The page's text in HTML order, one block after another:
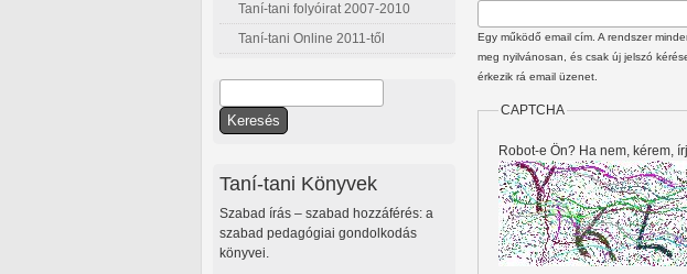
Egy működő email cím. A rendszer
meg nyilvánosan, és csak új jelszó
érkezik rá email üzenet.
CAPTCHA
Robot-e Ön? Ha nem, kérem,
Taní-tani folyóirat 2007-2010
Taní-tani Online 2011-től
Keresés űrlap
Taní-tani Könyvek
Szabad írás – szabad hozzáférés: a
szabad pedagógiai gondolkodás
könyvei.